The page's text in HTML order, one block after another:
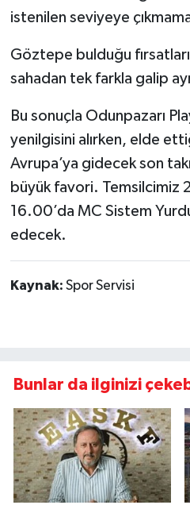
istenilen seviyeye
Göztepe bulduğu
sahadan tek farkla galip
Bu sonuçla Odunpazarı
yenilgisini alırken, elde
Avrupa’ya gidecek son
büyük favori. Temsilcimiz
16.00’da MC Sistem
edecek.
Kaynak: Spor Servisi
Bunlar da ilginizi